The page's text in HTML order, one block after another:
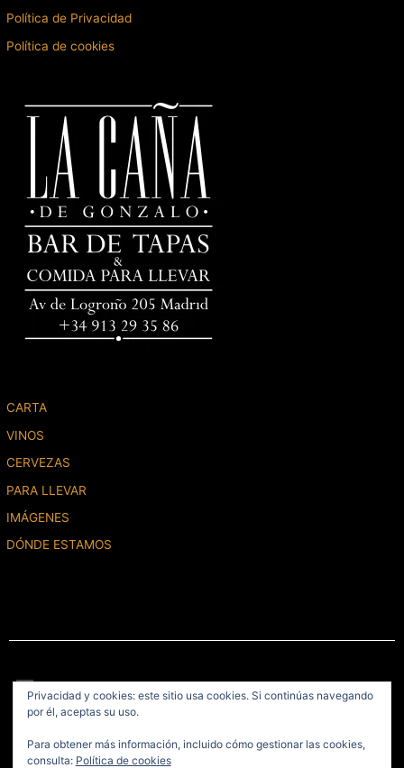
Política de Privacidad
Política de cookies
CARTA
VINOS
CERVEZAS
PARA LLEVAR
IMÁGENES
DÓNDE ESTAMOS
Menú
Diseño del Sitio
Privacidad y cookies: este sitio usa cookies. Si continúas navegando
por él, aceptas su uso.
Para obtener más información, incluido cómo gestionar las cookies,
consulta: Política de cookies